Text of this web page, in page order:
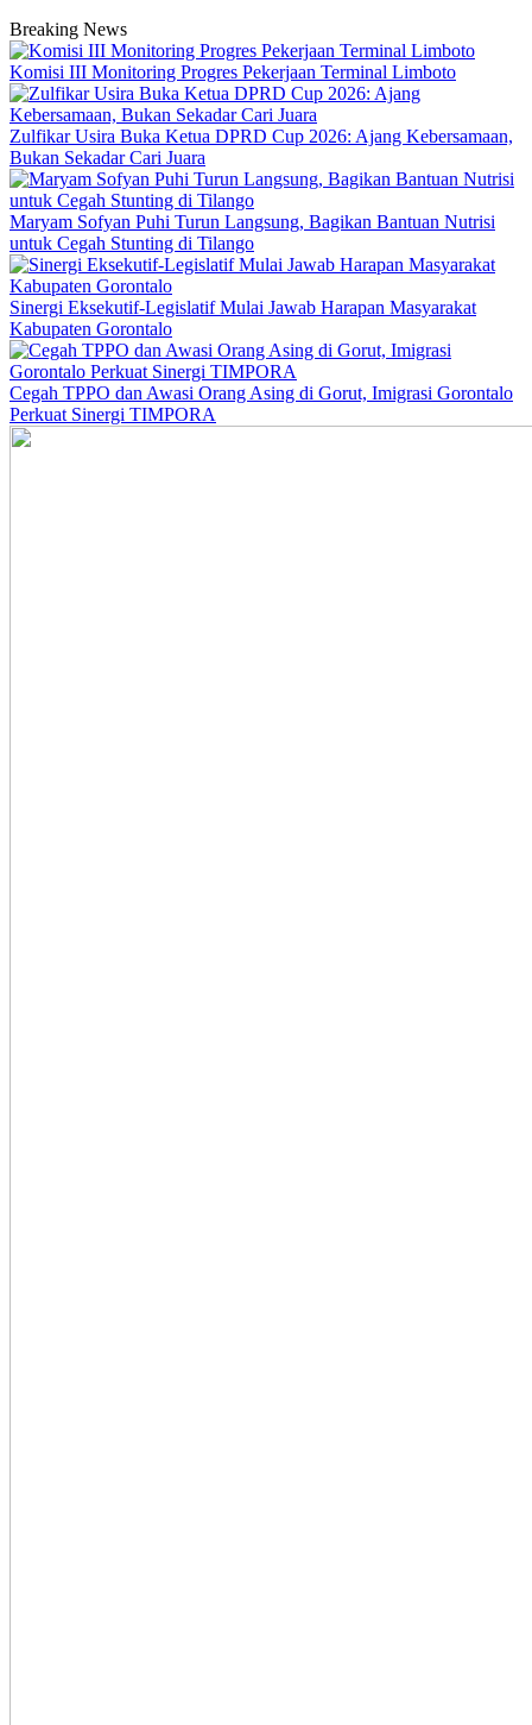
Breaking News
Komisi III Monitoring Progres Pekerjaan Terminal Limboto
Zulfikar Usira Buka Ketua DPRD Cup 2026: Ajang Kebersamaan,
Bukan Sekadar Cari Juara
Maryam Sofyan Puhi Turun Langsung, Bagikan Bantuan Nutrisi
untuk Cegah Stunting di Tilango
Sinergi Eksekutif-Legislatif Mulai Jawab Harapan Masyarakat
Kabupaten Gorontalo
Cegah TPPO dan Awasi Orang Asing di Gorut, Imigrasi Gorontalo
Perkuat Sinergi TIMPORA